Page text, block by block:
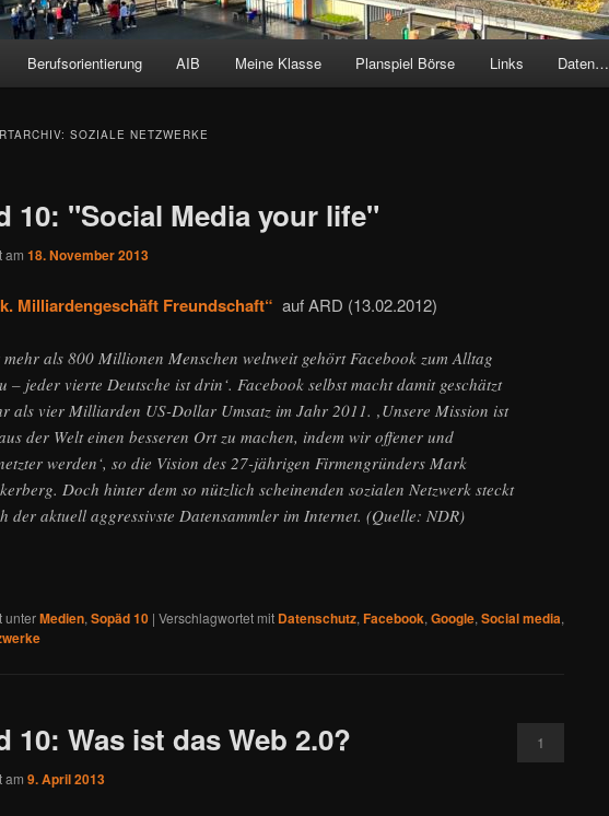
Berufsorientierung AIB Meine Klasse Planspiel Börse Links Daten…
SOZIALE NETZWERKE
10: "Social Media your life"
am 18. November 2013
Milliardengeschäft Freundschaft“ auf ARD (13.02.2012)
als 800 Millionen Menschen weltweit gehört Facebook zum Alltag
– jeder vierte Deutsche ist drin‘. Facebook selbst macht damit geschätzt
als vier Milliarden US-Dollar Umsatz im Jahr 2011. ‚Unsere Mission ist
der Welt einen besseren Ort zu machen, indem wir offener und
werden‘, so die Vision des 27-jährigen Firmengründers Mark
Doch hinter dem so nützlich scheinenden sozialen Netzwerk steckt
der aktuell aggressivste Datensammler im Internet. (Quelle: NDR)
unterMedien, Sopäd 10 | Verschlagwortet mit Datenschutz, Facebook, Google, Social media,
10: Was ist das Web 2.0?
am 9. April 2013
1